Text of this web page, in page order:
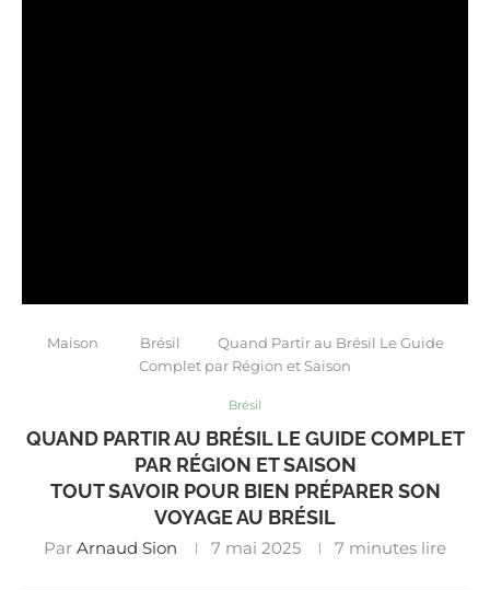
Maison Brésil
Quand Partir au Brésil Le Guide
Complet par Région et Saison
Brésil
QUAND PARTIR AU BRÉSIL LE GUIDE COMPLET
PAR RÉGION ET SAISON
TOUT SAVOIR POUR BIEN PRÉPARER SON
VOYAGE AU BRÉSIL
Par Arnaud Sion 7 mai 2025 7 minutes lire